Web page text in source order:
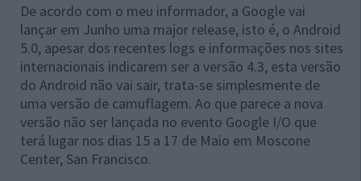
De acordo com o meu informador, a Google vai
lançar em Junho uma major release, isto é, o Android
5.0, apesar dos recentes logs e informações nos sites
internacionais indicarem ser a versão 4.3, esta versão
do Android não vai sair, trata-se simplesmente de
uma versão de camuflagem. Ao que parece a nova
versão não ser lançada no evento Google I/O que
terá lugar nos dias 15 a 17 de Maio em Moscone
Center, San Francisco.